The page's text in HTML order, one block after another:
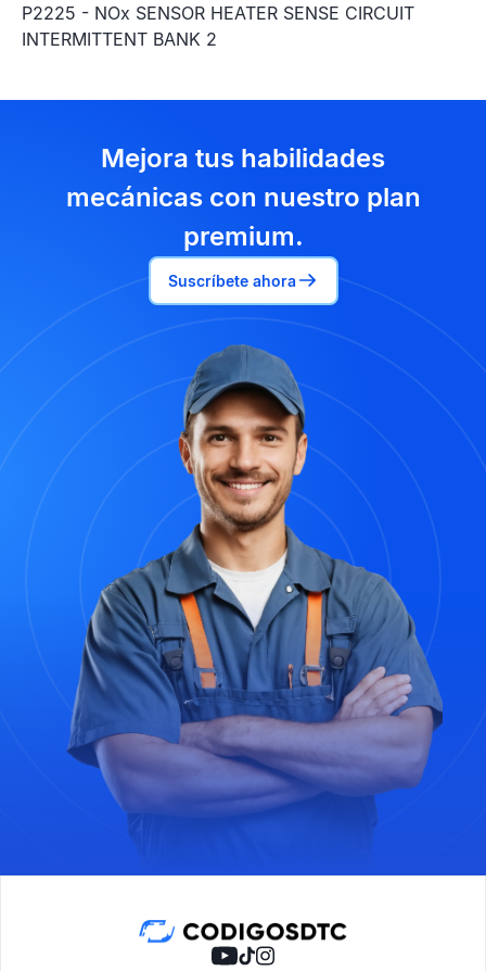
P2225 - NOx SENSOR HEATER SENSE CIRCUIT
INTERMITTENT BANK 2
Mejora tus habilidades
mecánicas con nuestro plan
premium.
Suscríbete ahora